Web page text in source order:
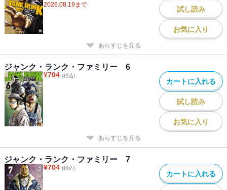
2026.08.19まで
試し読み
お気に入り
あらすじを見る
ジャンク・ランク・ファミリー 6
¥704 (税込)
カートに入れる
試し読み
お気に入り
あらすじを見る
ジャンク・ランク・ファミリー 7
¥704 (税込)
カートに入れる